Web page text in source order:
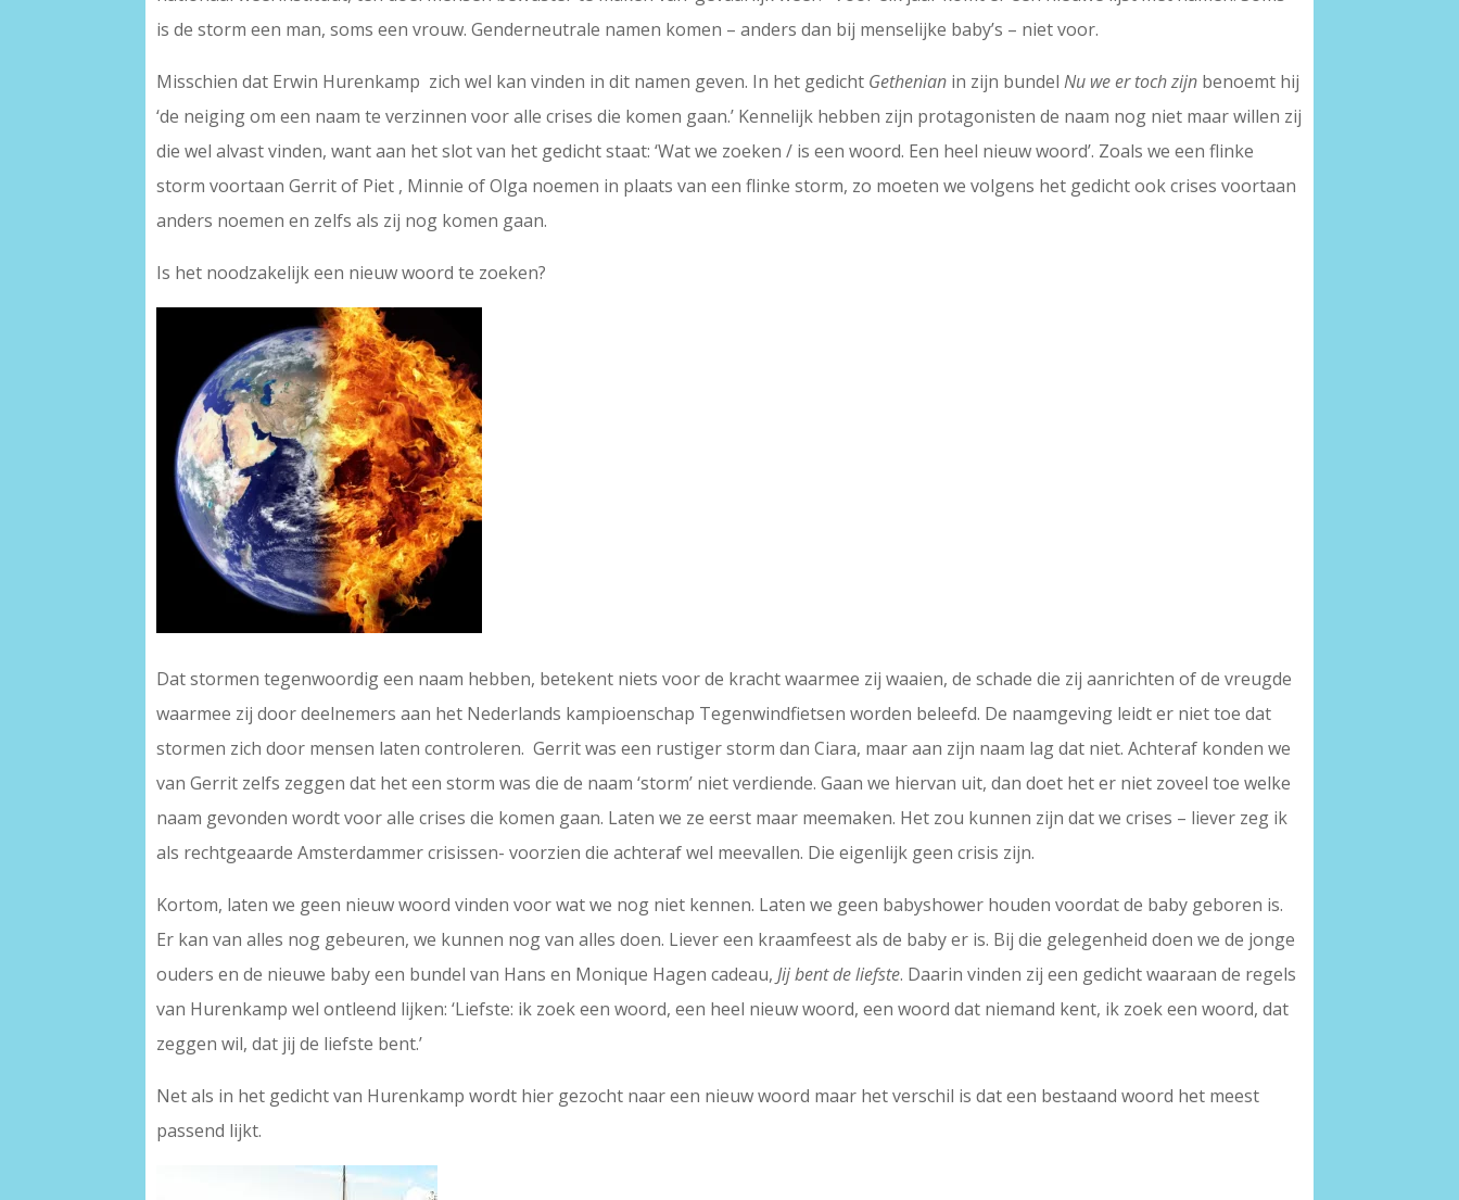
is de storm een man, soms een vrouw. Genderneutrale namen komen – anders dan bij menselijke baby’s – niet voor.
Misschien dat Erwin Hurenkamp zich wel kan vinden in dit namen geven. In het gedicht Gethenian in zijn bundelNu we er toch zijn benoemt hij
‘de neiging om een naam te verzinnen voor alle crises die komen gaan.’ Kennelijk hebben zijn protagonisten de naam nog niet maar willen zij
die wel alvast vinden, want aan het slot van het gedicht staat: ‘Wat we zoeken / is een woord. Een heel nieuw woord’. Zoals we een flinke
storm voortaan Gerrit of Piet , Minnie of Olga noemen in plaats van een flinke storm, zo moeten we volgens het gedicht ook crises voortaan
anders noemen en zelfs als zij nog komen gaan.
Is het noodzakelijk een nieuw woord te zoeken?
Dat stormen tegenwoordig een naam hebben, betekent niets voor de kracht waarmee zij waaien, de schade die zij aanrichten of de vreugde
waarmee zij door deelnemers aan het Nederlands kampioenschap Tegenwindfietsen worden beleefd. De naamgeving leidt er niet toe dat
stormen zich door mensen laten controleren. Gerrit was een rustiger storm dan Ciara, maar aan zijn naam lag dat niet. Achteraf konden we
van Gerrit zelfs zeggen dat het een storm was die de naam ‘storm’ niet verdiende. Gaan we hiervan uit, dan doet het er niet zoveel toe welke
naam gevonden wordt voor alle crises die komen gaan. Laten we ze eerst maar meemaken. Het zou kunnen zijn dat we crises – liever zeg ik
als rechtgeaarde Amsterdammer crisissen- voorzien die achteraf wel meevallen. Die eigenlijk geen crisis zijn.
Kortom, laten we geen nieuw woord vinden voor wat we nog niet kennen. Laten we geen babyshower houden voordat de baby geboren is.
Er kan van alles nog gebeuren, we kunnen nog van alles doen. Liever een kraamfeest als de baby er is. Bij die gelegenheid doen we de jonge
ouders en de nieuwe baby een bundel van Hans en Monique Hagen cadeau,Jij bent de liefste. Daarin vinden zij een gedicht waaraan de regels
van Hurenkamp wel ontleend lijken: ‘Liefste: ik zoek een woord, een heel nieuw woord, een woord dat niemand kent, ik zoek een woord, dat
zeggen wil, dat jij de liefste bent.’
Net als in het gedicht van Hurenkamp wordt hier gezocht naar een nieuw woord maar het verschil is dat een bestaand woord het meest
passend lijkt.